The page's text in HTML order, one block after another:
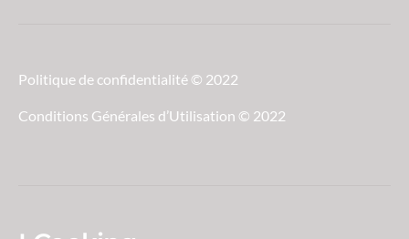
Politique de confidentialité © 2022
Conditions Générales d’Utilisation © 2022